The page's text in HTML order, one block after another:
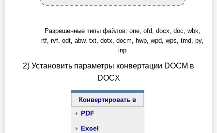
Разрешенные типы файлов: one, ofd, docx, doc, wbk,
rtf, rvf, odt, abw, txt, dotx, docm, hwp, wpd, wps, tmd, py,
inp
2) Установить параметры конвертации DOCM в
DOCX
Конвертировать в
PDF
Excel